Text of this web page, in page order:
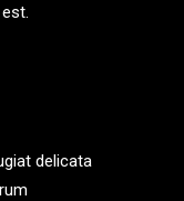
delicata